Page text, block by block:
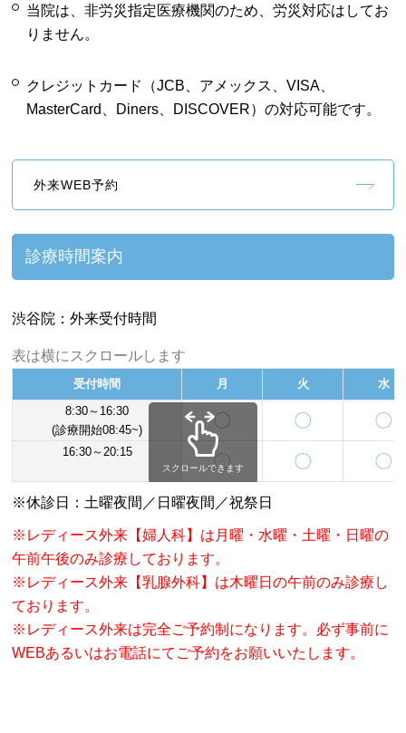
当院は、非労災指定医療機関のため、労災対応はしてお
りません。
クレジットカード（JCB、アメックス、VISA、
MasterCard、Diners、DISCOVER）の対応可能です。
外来WEB予約
診療時間案内
渋谷院：外来受付時間
表は横にスクロールします
受付時間 月 火
水
8:30～16:30
(診療開始08:45~)
〇 〇 〇
16:30～20:15 〇 〇 〇
スクロールできます
※休診日：土曜夜間／日曜夜間／祝祭日
※レディース外来【婦人科】は月曜・水曜・土曜・日曜の
午前午後のみ診療しております。
※レディース外来【乳腺外科】は木曜日の午前のみ診療し
ております。
※レディース外来は完全ご予約制になります。必ず事前に
WEBあるいはお電話にてご予約をお願いいたします。